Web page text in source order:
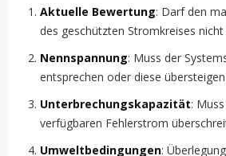
Aktuelle Bewertung: Darf den
des geschützten Stromkreises
Nennspannung: Muss der
entsprechen oder diese übersteigen
Unterbrechungskapazität:
verfügbaren Fehlerstrom
Umweltbedingungen: